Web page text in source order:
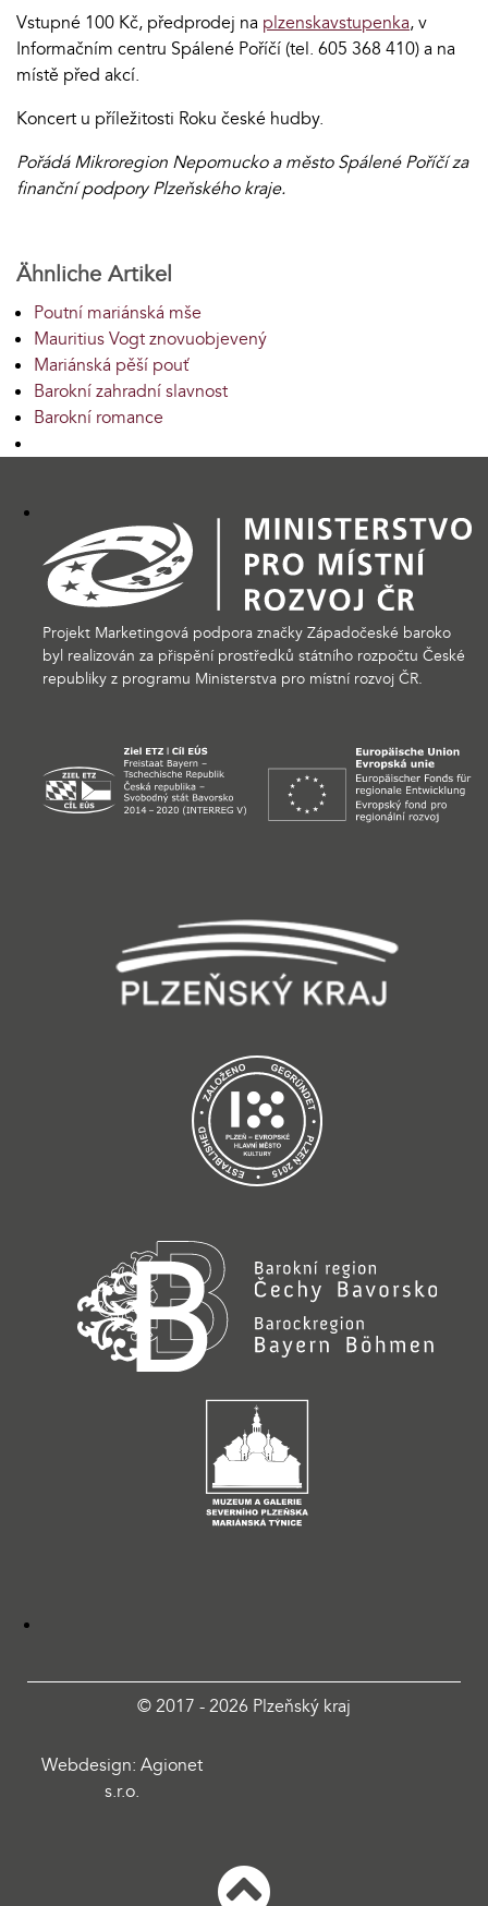
Vstupné 100 Kč, předprodej na plzenskavstupenka, v
Informačním centru Spálené Poříčí (tel. 605 368 410) a na
místě před akcí.
Koncert u příležitosti Roku české hudby.
Pořádá Mikroregion Nepomucko a město Spálené Poříčí za
finanční podpory Plzeňského kraje.
Ähnliche Artikel
Poutní mariánská mše
Mauritius Vogt znovuobjevený
Mariánská pěší pouť
Barokní zahradní slavnost
Barokní romance
Projekt Marketingová podpora značky Západočeské baroko
byl realizován za přispění prostředků státního rozpočtu České
republiky z programu Ministerstva pro místní rozvoj ČR.
© 2017 - 2026 Plzeňský kraj
Webdesign: Agionet
s.r.o.